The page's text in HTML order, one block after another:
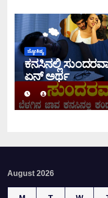
ಜ್ಯೋತಿಷ್ಯ
ಕನಸಿನಲ್ಲಿ
ಏನ್ ಅರ್ಥ
August 2026